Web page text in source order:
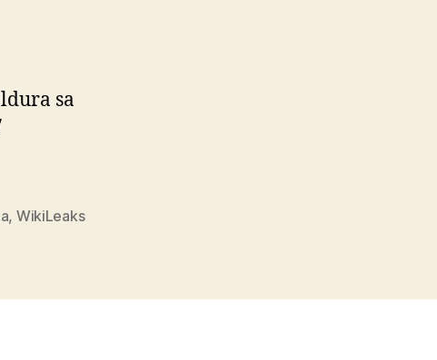
sa
, WikiLeaks